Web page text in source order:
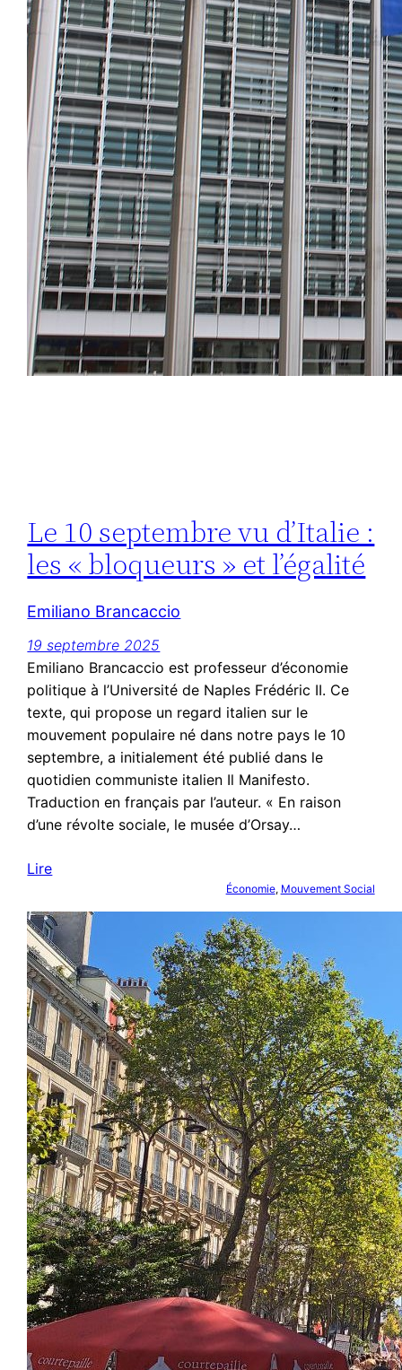
Le 10 septembre vu d’Italie :
les « bloqueurs » et l’égalité
Emiliano Brancaccio
19 septembre 2025
Emiliano Brancaccio est professeur d’économie
politique à l’Université de Naples Frédéric II. Ce
texte, qui propose un regard italien sur le
mouvement populaire né dans notre pays le 10
septembre, a initialement été publié dans le
quotidien communiste italien Il Manifesto.
Traduction en français par l’auteur. « En raison
d’une révolte sociale, le musée d’Orsay…
Lire
Économie, Mouvement Social